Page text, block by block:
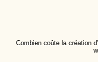
Combien coûte la création